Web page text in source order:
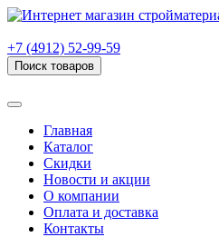
+7 (4912) 52-99-59
Поиск товаров
Главная
Каталог
Скидки
Новости и акции
О компании
Оплата и доставка
Контакты